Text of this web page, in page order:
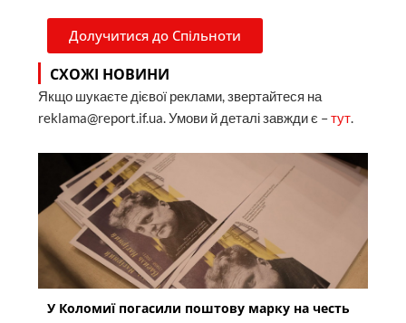
Долучитися до Спільноти
СХОЖІ НОВИНИ
Якщо шукаєте дієвої реклами, звертайтеся на
reklama@report.if.ua. Умови й деталі завжди є –тут.
У Коломиї погасили поштову марку на честь